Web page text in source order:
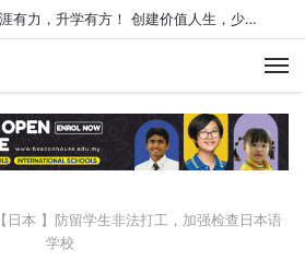
让孩子生涯有梦，学涯有力，升学有方！ 创建价值人生，少走人生弯路！
日本 】防留学生非法打工，加强检查日本语
学校